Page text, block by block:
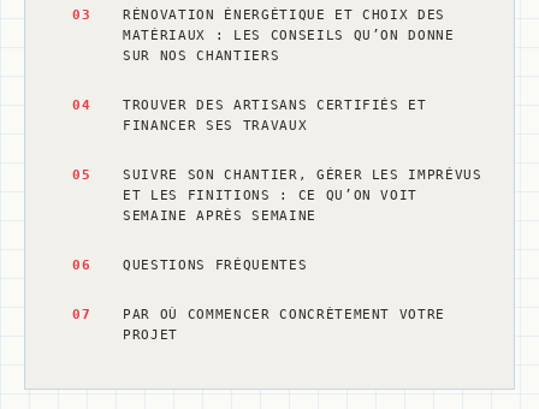
03
RÉNOVATION ÉNERGÉTIQUE ET CHOIX DES
MATÉRIAUX : LES CONSEILS QU’ON DONNE
SUR NOS CHANTIERS
04
TROUVER DES ARTISANS CERTIFIÉS ET
FINANCER SES TRAVAUX
05
SUIVRE SON CHANTIER, GÉRER LES IMPRÉVUS
ET LES FINITIONS : CE QU’ON VOIT
SEMAINE APRÈS SEMAINE
06 QUESTIONS FRÉQUENTES
07
PAR OÙ COMMENCER CONCRÈTEMENT VOTRE
PROJET